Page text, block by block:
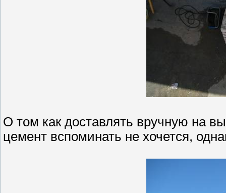
О том как доставлять вручную на
цемент вспоминать не хочется,